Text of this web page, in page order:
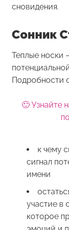
сновидения.
Сонник
Теплые носки
Подробности
🙂 Узнайте
к чему
сигнал
имени
участие в
которое